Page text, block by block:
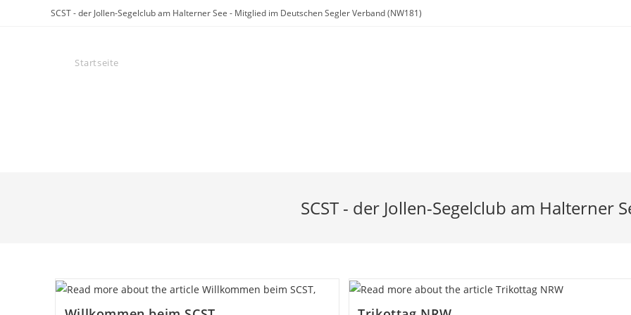
SCST - der Jollen-Segelclub am Halterner See - Mitglied im Deutschen Segler Verband (NW181)
Startseite
SCST - der Jollen-Segelclub am Halterner